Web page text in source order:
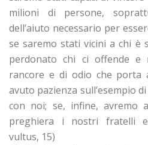
milioni di persone,
dell’aiuto necessario per
se saremo stati vicini a chi è
perdonato chi ci offende
rancore e di odio che porta
avuto pazienza sull’esempio
con noi; se, infine, avremo
preghiera i nostri fratelli e
vultus, 15)